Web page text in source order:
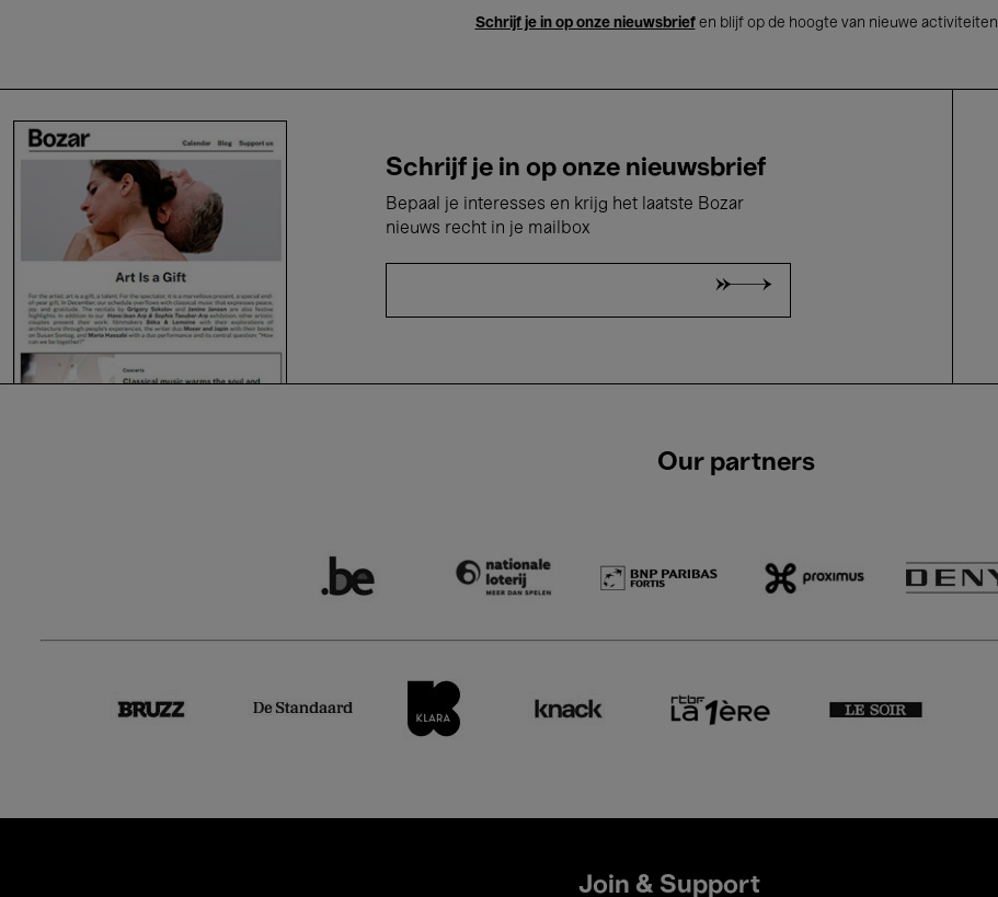
Schrijf je in op onze nieuwsbriefen blijf op de hoogte van nieuwe activiteiten
Schrijf je in op onze nieuwsbrief
Bepaal je interesses en krijg het laatste Bozar
nieuws recht in je mailbox
Our partners
Join & Support